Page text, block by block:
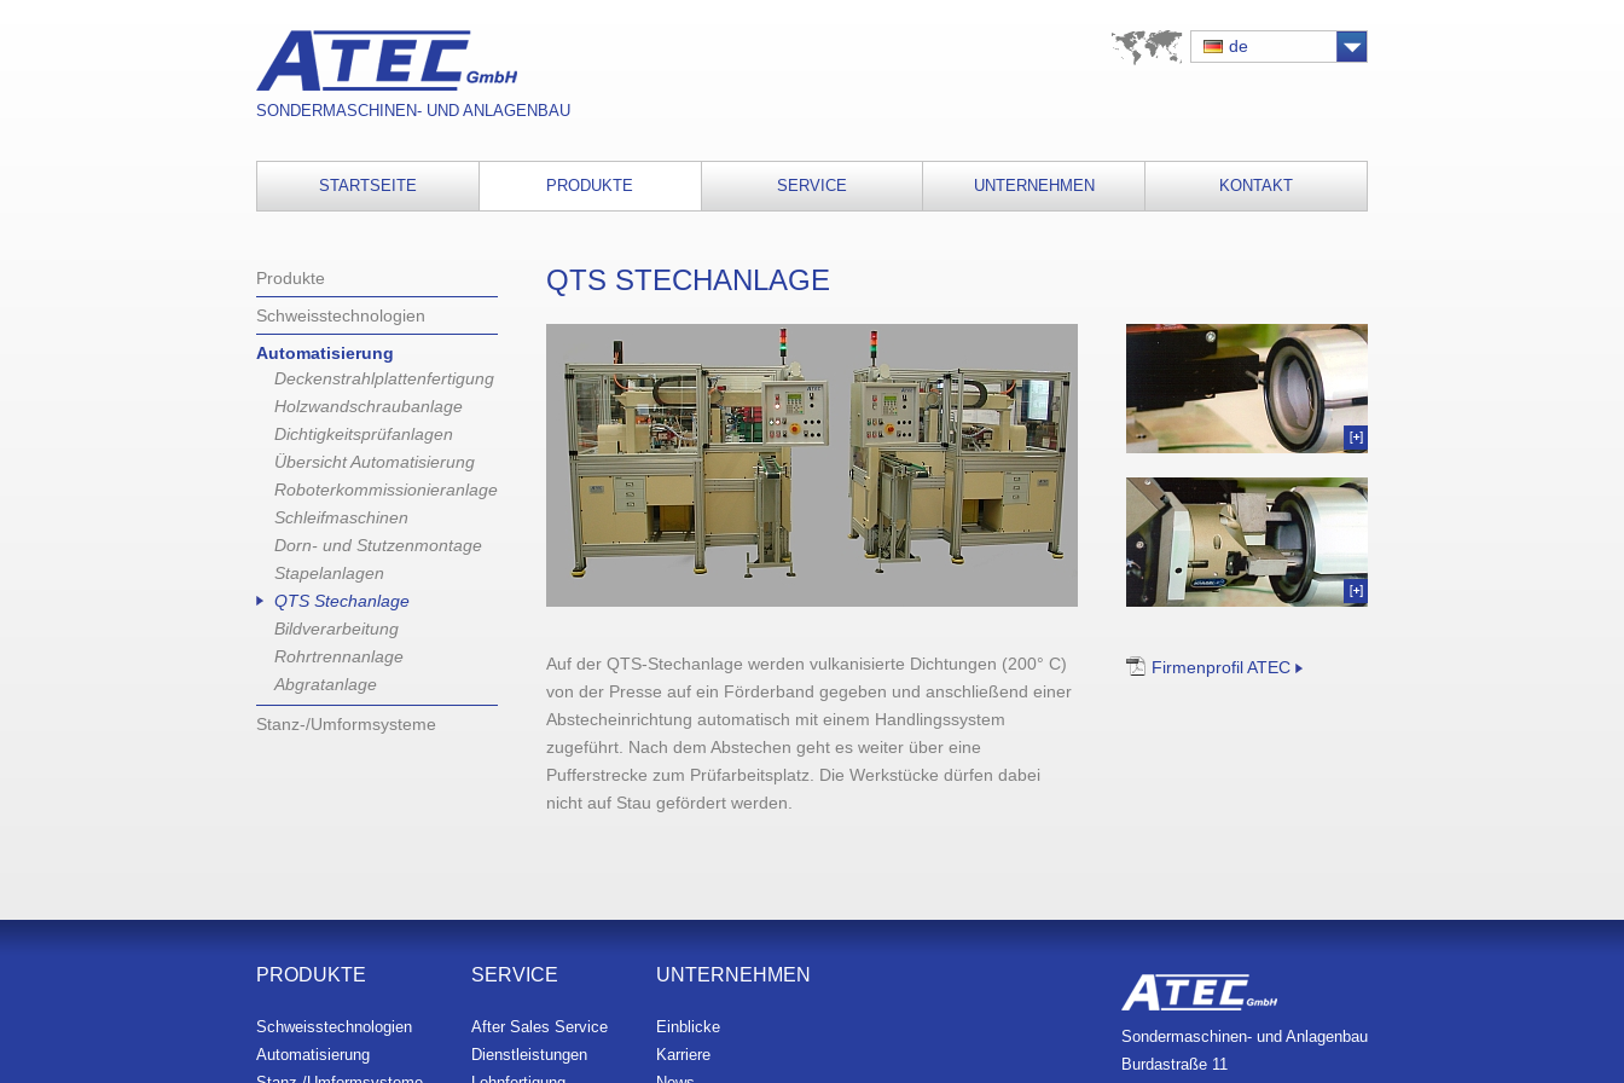
SONDERMASCHINEN- UND ANLAGENBAU
de
STARTSEITE PRODUKTE SERVICE UNTERNEHMEN KONTAKT
Produkte
Schweisstechnologien
Automatisierung
Deckenstrahlplattenfertigung
Holzwandschraubanlage
Dichtigkeitsprüfanlagen
Übersicht Automatisierung
Roboterkommissionieranlage
Schleifmaschinen
Dorn- und Stutzenmontage
Stapelanlagen
QTS Stechanlage
Bildverarbeitung
Rohrtrennanlage
Abgratanlage
Stanz-/Umformsysteme
QTS STECHANLAGE
Auf der QTS-Stechanlage werden vulkanisierte Dichtungen (200° C)
von der Presse auf ein Förderband gegeben und anschließend einer
Abstecheinrichtung automatisch mit einem Handlingssystem
zugeführt. Nach dem Abstechen geht es weiter über eine
Pufferstrecke zum Prüfarbeitsplatz. Die Werkstücke dürfen dabei
nicht auf Stau gefördert werden.
Firmenprofil ATEC
PRODUKTE
Schweisstechnologien
Automatisierung
SERVICE
After Sales Service
Dienstleistungen
UNTERNEHMEN
Einblicke
Karriere
Sondermaschinen- und Anlagenbau
Burdastraße 11